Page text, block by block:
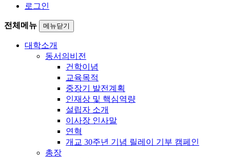
로그인
전체메뉴 메뉴닫기
대학소개
동서의비전
건학이념
교육목적
중장기 발전계획
인재상 및 핵심역량
설립자 소개
이사장 인사말
연혁
개교 30주년 기념 릴레이 기부 캠페인
총장